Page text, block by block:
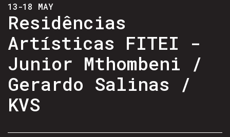
13-18 MAY
Residências
Artísticas FITEI -
Junior Mthombeni /
Gerardo Salinas /
KVS